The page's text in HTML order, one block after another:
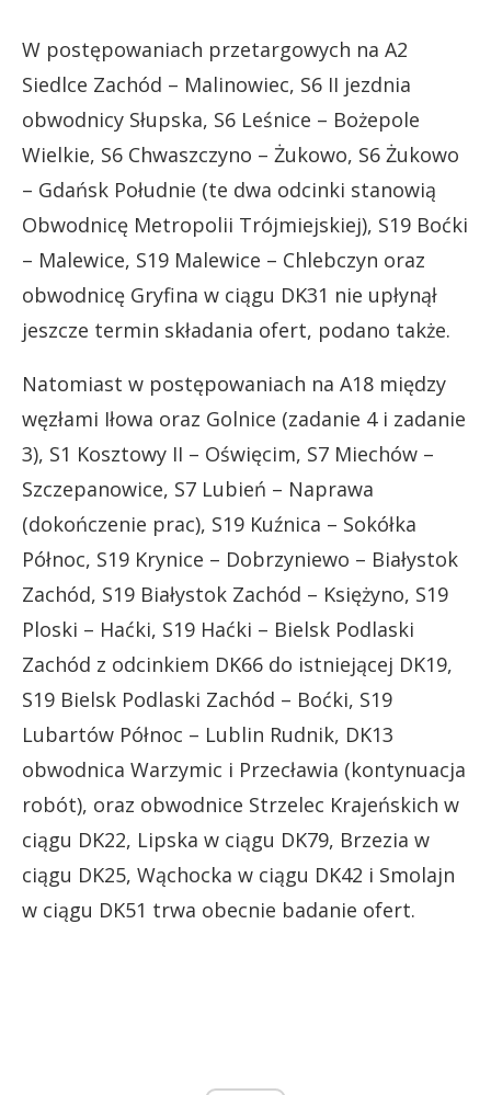
W postępowaniach przetargowych na A2
Siedlce Zachód – Malinowiec, S6 II jezdnia
obwodnicy Słupska, S6 Leśnice – Bożepole
Wielkie, S6 Chwaszczyno – Żukowo, S6 Żukowo
– Gdańsk Południe (te dwa odcinki stanowią
Obwodnicę Metropolii Trójmiejskiej), S19 Boćki
– Malewice, S19 Malewice – Chlebczyn oraz
obwodnicę Gryfina w ciągu DK31 nie upłynął
jeszcze termin składania ofert, podano także.
Natomiast w postępowaniach na A18 między
węzłami Iłowa oraz Golnice (zadanie 4 i zadanie
3), S1 Kosztowy II – Oświęcim, S7 Miechów –
Szczepanowice, S7 Lubień – Naprawa
(dokończenie prac), S19 Kuźnica – Sokółka
Północ, S19 Krynice – Dobrzyniewo – Białystok
Zachód, S19 Białystok Zachód – Księżyno, S19
Ploski – Haćki, S19 Haćki – Bielsk Podlaski
Zachód z odcinkiem DK66 do istniejącej DK19,
S19 Bielsk Podlaski Zachód – Boćki, S19
Lubartów Północ – Lublin Rudnik, DK13
obwodnica Warzymic i Przecławia (kontynuacja
robót), oraz obwodnice Strzelec Krajeńskich w
ciągu DK22, Lipska w ciągu DK79, Brzezia w
ciągu DK25, Wąchocka w ciągu DK42 i Smolajn
w ciągu DK51 trwa obecnie badanie ofert.